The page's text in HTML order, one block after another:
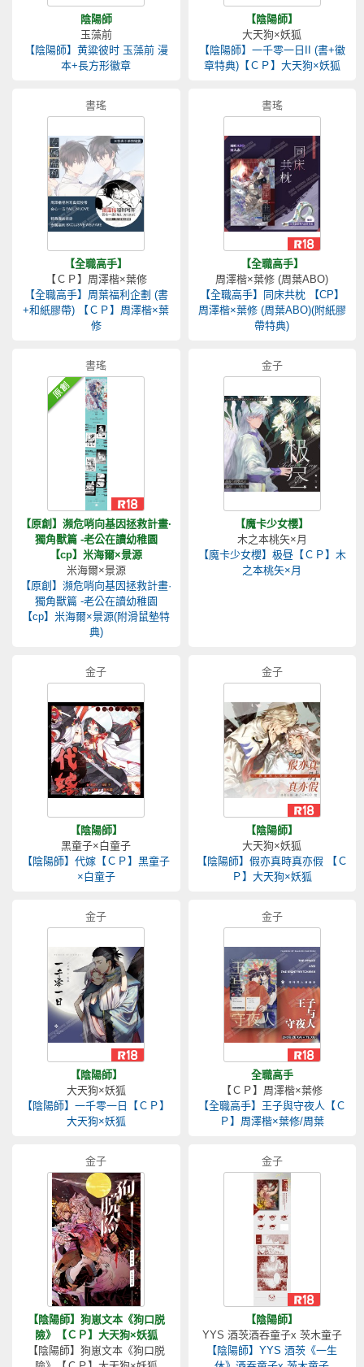
陰陽師
玉藻前
【陰陽師】黄粱彼时 玉藻前 漫
本+長方形徽章
【陰陽師】
大天狗×妖狐
【陰陽師】一千零一日II (書+徽
章特典)【ＣＰ】大天狗×妖狐
書瑤
【全職高手】
【ＣＰ】周澤楷×葉修
【全職高手】周葉福利企劃 (書
+和紙膠帶) 【ＣＰ】周澤楷×葉
修
書瑤
【全職高手】
周澤楷×葉修 (周葉ABO)
【全職高手】同床共枕 【CP】
周澤楷×葉修 (周葉ABO)(附紙膠
帶特典)
書瑤
【原創】瀕危哨向基因拯救計畫·
獨角獸篇 -老公在讀幼稚園
【cp】米海爾×景源
米海爾×景源
【原創】瀕危哨向基因拯救計畫·
獨角獸篇 -老公在讀幼稚園
【cp】米海爾×景源(附滑鼠墊特
典)
金子
【魔卡少女櫻】
木之本桃矢×月
【魔卡少女櫻】极昼【ＣＰ】木
之本桃矢×月
金子
【陰陽師】
黑童子×白童子
【陰陽師】代嫁【ＣＰ】黑童子
×白童子
金子
【陰陽師】
大天狗×妖狐
【陰陽師】假亦真時真亦假 【Ｃ
Ｐ】大天狗×妖狐
金子
【陰陽師】
大天狗×妖狐
【陰陽師】一千零一日【ＣＰ】
大天狗×妖狐
金子
全職高手
【ＣＰ】周澤楷×葉修
【全職高手】王子與守夜人【Ｃ
Ｐ】周澤楷×葉修/周葉
金子
【陰陽師】狗崽文本《狗口脱
險》【ＣＰ】大天狗×妖狐
【陰陽師】狗崽文本《狗口脱
金子
【陰陽師】
YYS 酒茨酒吞童子x 茨木童子
【陰陽師】YYS 酒茨《一生